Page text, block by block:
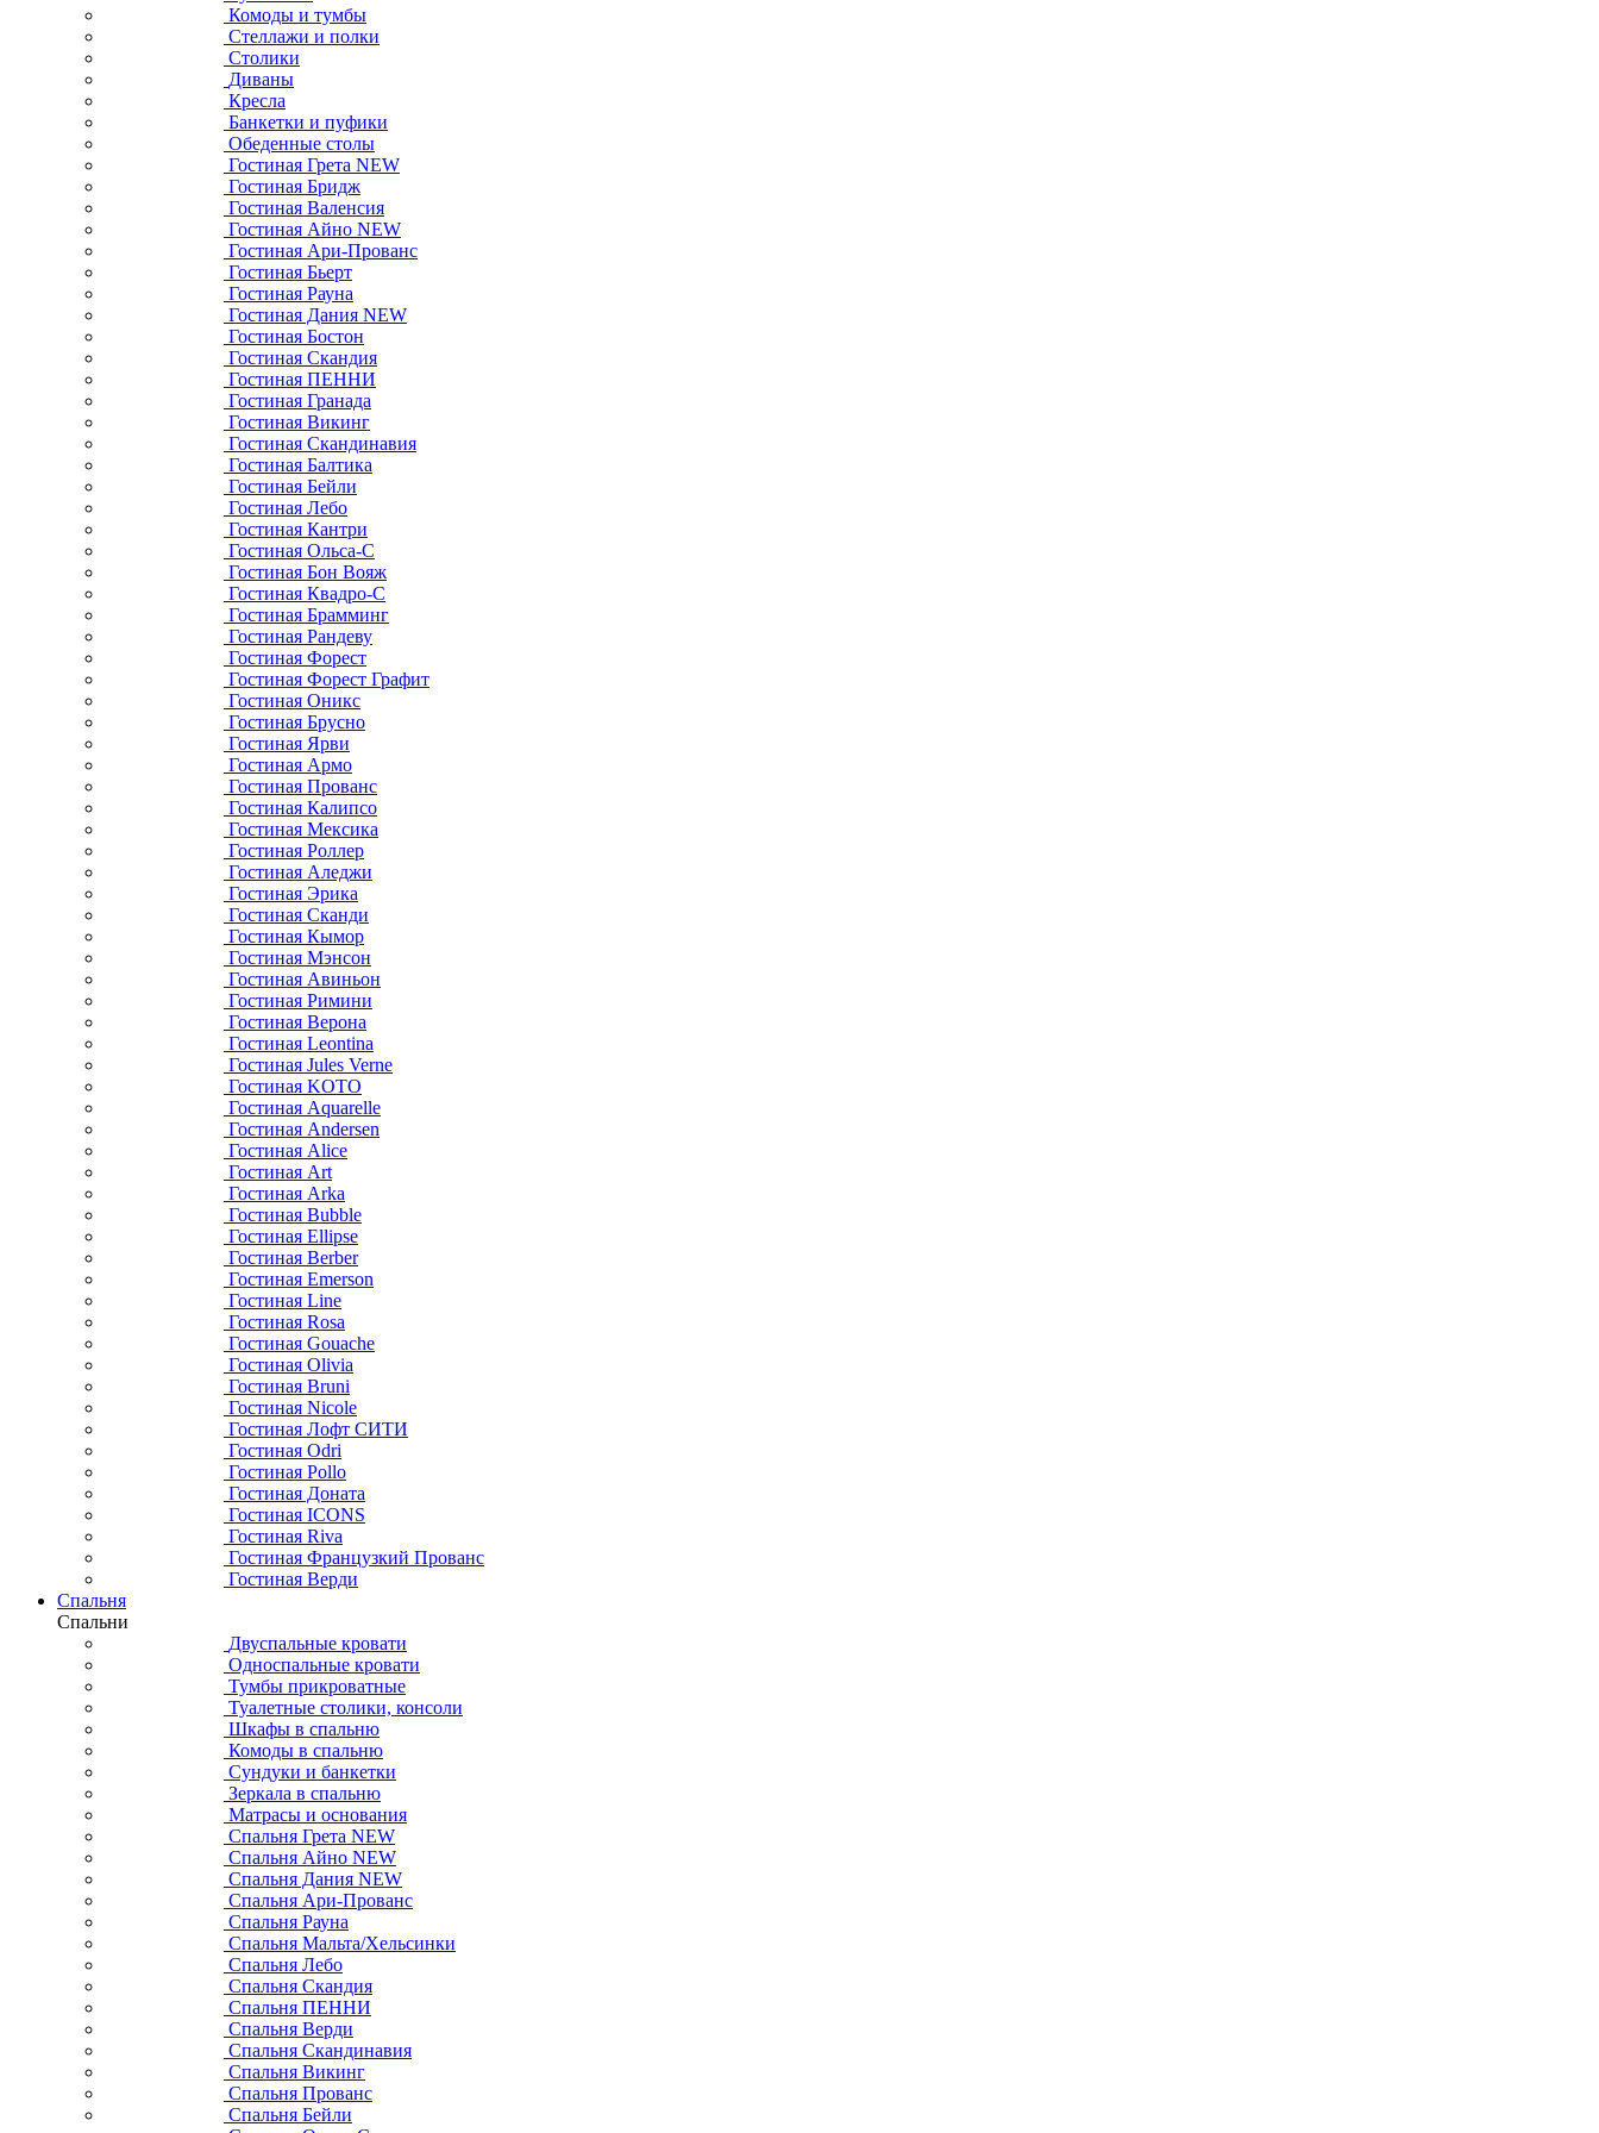
Комоды и тумбы
Стеллажи и полки
Столики
Диваны
Кресла
Банкетки и пуфики
Обеденные столы
Гостиная Грета NEW
Гостиная Бридж
Гостиная Валенсия
Гостиная Айно NEW
Гостиная Ари-Прованс
Гостиная Бьерт
Гостиная Рауна
Гостиная Дания NEW
Гостиная Бостон
Гостиная Скандия
Гостиная ПЕННИ
Гостиная Гранада
Гостиная Викинг
Гостиная Скандинавия
Гостиная Балтика
Гостиная Бейли
Гостиная Лебо
Гостиная Кантри
Гостиная Ольса-С
Гостиная Бон Вояж
Гостиная Квадро-С
Гостиная Брамминг
Гостиная Рандеву
Гостиная Форест
Гостиная Форест Графит
Гостиная Оникс
Гостиная Брусно
Гостиная Ярви
Гостиная Армо
Гостиная Прованс
Гостиная Калипсо
Гостиная Мексика
Гостиная Роллер
Гостиная Аледжи
Гостиная Эрика
Гостиная Сканди
Гостиная Кымор
Гостиная Мэнсон
Гостиная Авиньон
Гостиная Римини
Гостиная Верона
Гостиная Leontina
Гостиная Jules Verne
Гостиная KOTO
Гостиная Aquarelle
Гостиная Andersen
Гостиная Alice
Гостиная Art
Гостиная Arka
Гостиная Bubble
Гостиная Ellipse
Гостиная Berber
Гостиная Emerson
Гостиная Line
Гостиная Rosa
Гостиная Gouache
Гостиная Olivia
Гостиная Bruni
Гостиная Nicole
Гостиная Лофт СИТИ
Гостиная Odri
Гостиная Pollo
Гостиная Доната
Гостиная ICONS
Гостиная Riva
Гостиная Французкий Прованс
Гостиная Верди
Спальня
Спальни
Двуспальные кровати
Односпальные кровати
Тумбы прикроватные
Туалетные столики, консоли
Шкафы в спальню
Комоды в спальню
Сундуки и банкетки
Зеркала в спальню
Матрасы и основания
Спальня Грета NEW
Спальня Айно NEW
Спальня Дания NEW
Спальня Ари-Прованс
Спальня Рауна
Спальня Мальта/Хельсинки
Спальня Лебо
Спальня Скандия
Спальня ПЕННИ
Спальня Верди
Спальня Скандинавия
Спальня Викинг
Спальня Прованс
Спальня Бейли